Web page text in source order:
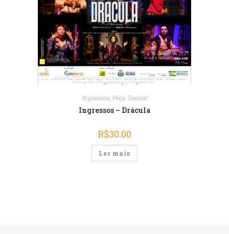
Ingressos,Peça Teatral
Ingressos – Drácula
R$30.00
Ler mais